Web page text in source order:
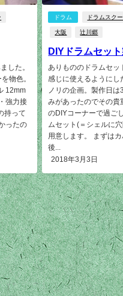
した。
物色。
12mm
強力接
持って
ったの
ドラム ドラムスク
大阪 辻川郷
DIYドラムセッ
ありもののドラムセッ
感じに使えるようにし
ノリの企画。製作日
みがあったのでその貴
のDIYコーナーで過ご
ムセット(＝シェルに
用意します。 まずは
後...
2018年3月3日